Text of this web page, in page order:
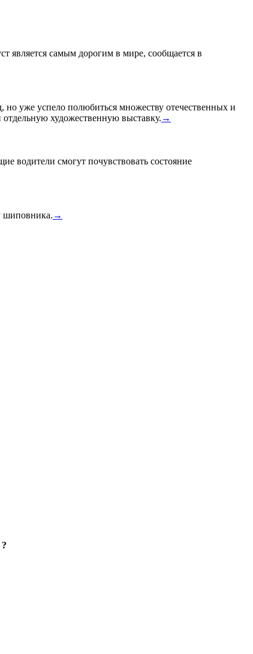
является самым дорогим в мире, сообщается в
но уже успело полюбиться множеству отечественных и
художественную выставку. →
водители смогут почувствовать состояние
шиповника. →